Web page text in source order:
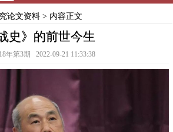
论文资料> 内容正文
史》的前世今生
年第3期 2022-09-21 11:33:38